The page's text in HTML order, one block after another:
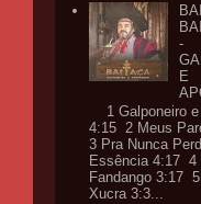
-
E
1 Galponeiro e
4:15 2 Meus
3 Pra Nunca
Essência 4:17 4
Fandango 3:17
Xucra 3:3...